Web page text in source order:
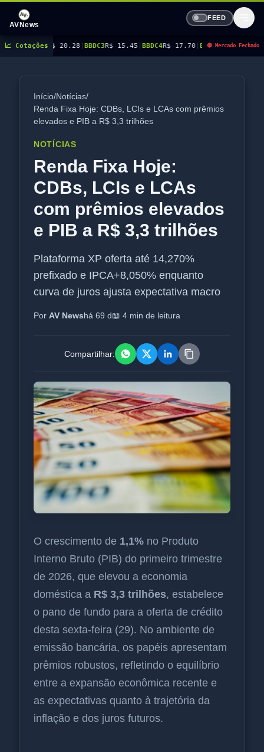
AVNews
FEED
📈 Cotações
20.28|BBDC3 R$ 15.45 |BBDC4R$ 17.70 |BBSE3R$ 40.96 | BEES3R$ 8.77|
🔴 Mercado Fechado
Início/Notícias/
Renda Fixa Hoje: CDBs, LCIs e LCAs com prêmios
elevados e PIB a R$ 3,3 trilhões
NOTÍCIAS
Renda Fixa Hoje:
CDBs, LCIs e LCAs
com prêmios elevados
e PIB a R$ 3,3 trilhões
Plataforma XP oferta até 14,270%
prefixado e IPCA+8,050% enquanto
curva de juros ajusta expectativa macro
Por AV Newshá 69 d📖 4 min de leitura
Compartilhar:
O crescimento de 1,1% no Produto
Interno Bruto (PIB) do primeiro trimestre
de 2026, que elevou a economia
doméstica a R$ 3,3 trilhões, estabelece
o pano de fundo para a oferta de crédito
desta sexta-feira (29). No ambiente de
emissão bancária, os papéis apresentam
prêmios robustos, refletindo o equilíbrio
entre a expansão econômica recente e
as expectativas quanto à trajetória da
inflação e dos juros futuros.